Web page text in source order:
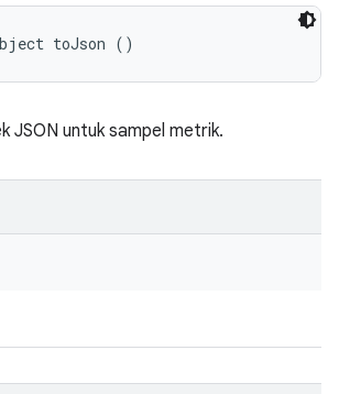
toJson ()
JSON untuk sampel metrik.